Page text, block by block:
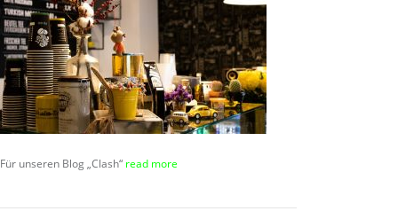
Für unseren Blog „Clash“ read more